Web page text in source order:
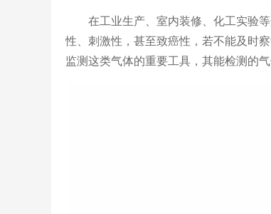
在工业生产、室内装修、化工实验等
性、刺激性，甚至致癌性，若不能及时
监测这类气体的重要工具，其能检测的